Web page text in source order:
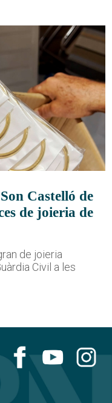
Castelló de
de joieria de
de joieria
Civil a les